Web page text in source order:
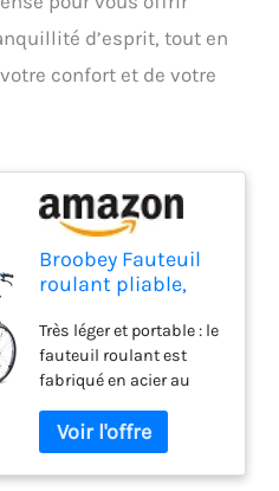
d’esprit, tout en
confort et de votre
Broobey Fauteuil
roulant pliable,
kg, double frein,
12,5 kg, auto-
propulsion,
personnes âgées,
roue arrière 50 cm
anti-crevaison
Très léger et portable : le
fauteuil roulant est
fabriqué en acier au
supérieure et ne pèse
que 12,5 kg. Même les
personnes âgées